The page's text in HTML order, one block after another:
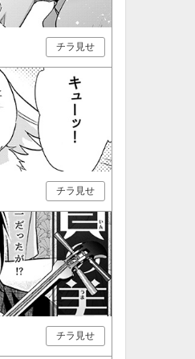
チラ見せ
チラ見せ
チラ見せ